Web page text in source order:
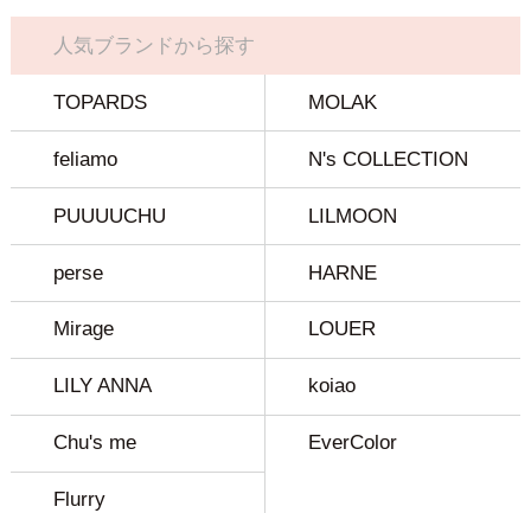
人気ブランドから探す
TOPARDS MOLAK
feliamo N's COLLECTION
PUUUUCHU LILMOON
perse HARNE
Mirage LOUER
LILY ANNA koiao
Chu's me EverColor
Flurry